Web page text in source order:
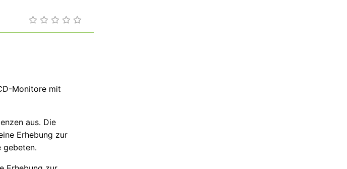
Monitore mit
aus. Die
Erhebung zur
gebeten.